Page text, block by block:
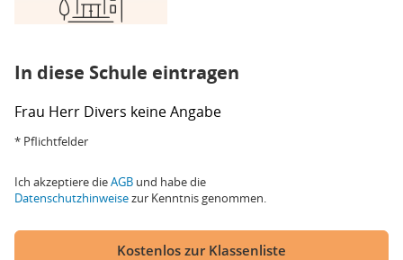
In diese Schule eintragen
Frau Herr Divers keine Angabe
* Pflichtfelder
Ich akzeptiere dieAGB und habe die
Datenschutzhinweisezur Kenntnis genommen.
Kostenlos zur Klassenliste